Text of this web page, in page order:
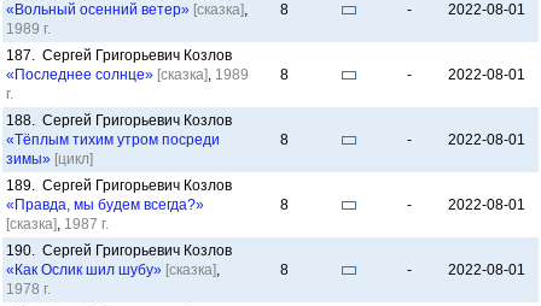
«Вольный осенний ветер» [сказка],
1989 г.
8 - 2022-08-01
187. Сергей Григорьевич Козлов
«Последнее солнце» [сказка], 1989
г.
8 - 2022-08-01
188. Сергей Григорьевич Козлов
«Тёплым тихим утром посреди
зимы» [цикл]
8 - 2022-08-01
189. Сергей Григорьевич Козлов
«Правда, мы будем всегда?»
[сказка], 1987 г.
8 - 2022-08-01
190. Сергей Григорьевич Козлов
«Как Ослик шил шубу» [сказка],
1978 г.
8 - 2022-08-01